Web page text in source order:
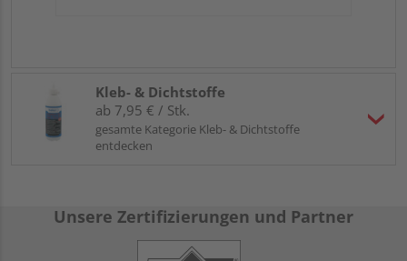
Kleb- & Dichtstoffe
ab 7,95 € / Stk.
gesamte Kategorie Kleb- & Dichtstoffe
entdecken
Unsere Zertifizierungen und Partner